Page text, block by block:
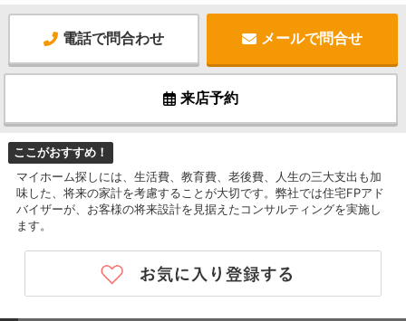
電話で問合わせ メールで問合せ
来店予約
ここがおすすめ！
マイホーム探しには、生活費、教育費、老後費、人生の三大支出も加
味した、将来の家計を考慮することが大切です。弊社では住宅FPアド
バイザーが、お客様の将来設計を見据えたコンサルティングを実施し
ます。